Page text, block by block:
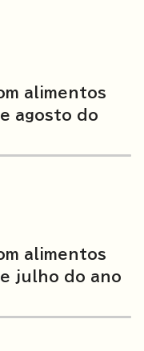
alimentos
agosto do
alimentos
julho do ano